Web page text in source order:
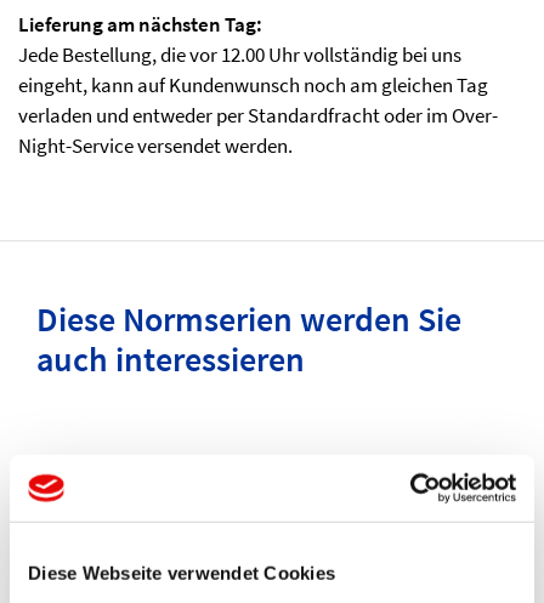
Diese Webseite verwendet Cookies
Lieferung am nächsten Tag:
Jede Bestellung, die vor 12.00 Uhr vollständig bei uns
eingeht, kann auf Kundenwunsch noch am gleichen Tag
verladen und entweder per Standardfracht oder im Over-
Night-Service versendet werden.
Diese Normserien werden Sie
auch interessieren